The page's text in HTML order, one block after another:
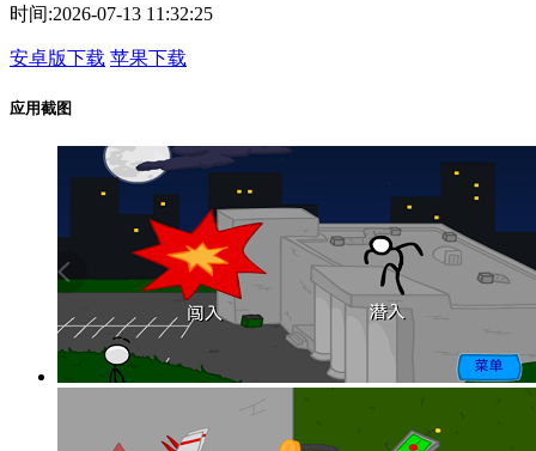
时间:2026-07-13 11:32:25
安卓版下载 苹果下载
应用截图